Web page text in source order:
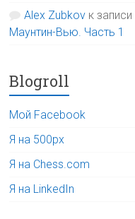
Alex Zubkov к записи
Маунтин-Вью. Часть 1
Blogroll
Мой Facebook
Я на 500px
Я на Chess.com
Я на LinkedIn